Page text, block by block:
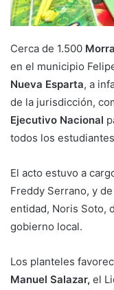
Cerca de 1.500
en el municipio
Nueva Esparta, a
de la jurisdicción,
Ejecutivo Nacional
todos los
El acto estuvo a
Freddy Serrano, y
entidad, Noris Soto,
gobierno local.
Los planteles
Manuel Salazar, el